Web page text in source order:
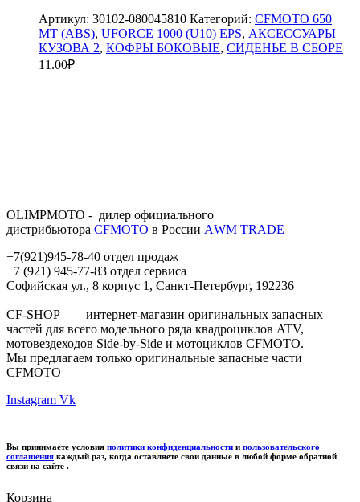
Артикул: 30102-080045810 Категорий: CFMOTO 650
MT (ABS), UFORCE 1000 (U10) EPS, АКСЕССУАРЫ
КУЗОВА 2, КОФРЫ БОКОВЫЕ, СИДЕНЬЕ В СБОРЕ
11.00₽
OLIMPMOTO - дилер официального
дистрибьютора CFMOTO в России АWМ TRADE
+7(921)945-78-40 отдел продаж
+7 (921) 945-77-83 отдел сервиса
Софийская ул., 8 корпус 1, Санкт-Петербург, 192236
CF-SHOP — интернет-магазин оригинальных запасных
частей для всего модельного ряда квадроциклов ATV,
мотовездеходов Side-by-Side и мотоциклов CFMOTO.
Мы предлагаем только оригинальные запасные части
CFMOTO
Instagram Vk
Вы принимаете условия политики конфиденциальности и пользовательского
соглашения каждый раз, когда оставляете свои данные в любой форме обратной
связи на сайте .
Корзина